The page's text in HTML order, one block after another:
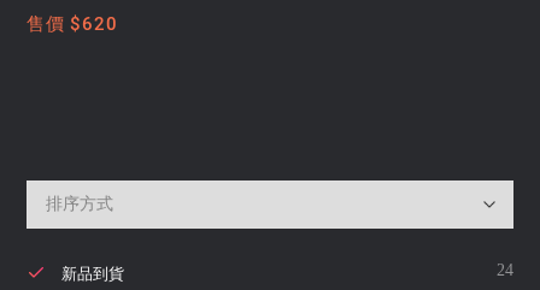
售價 $620
新品到貨 24